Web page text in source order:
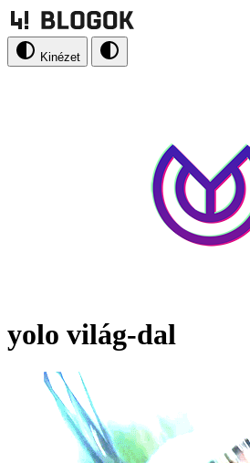
Kinézet
yolo világ-dal